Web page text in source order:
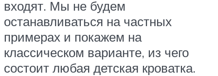
входят. Мы не будем
останавливаться на частных
примерах и покажем на
классическом варианте, из чего
состоит любая детская кроватка.